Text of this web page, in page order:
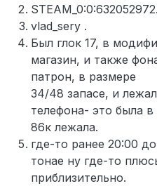
STEAM_0:0:632052972.
vlad_sery .
Был глок 17, в
магазин, и также
патрон, в размере
34/48 запасе, и
телефона- это была
86к лежала.
где-то ранее 20:00
тонае ну где-то
приблизительно.